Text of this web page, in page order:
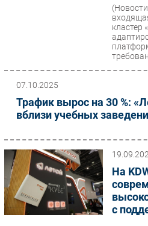
кластер
07.10.2025
Трафик вырос на 30 %:
вблизи учебных
На
c